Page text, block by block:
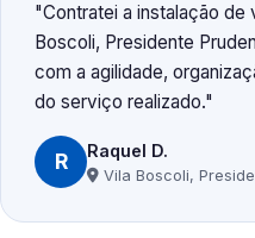
Contratei a instalação de
Boscoli, Presidente
com a agilidade,
do serviço realizado.
R Raquel D.
Vila Boscoli,